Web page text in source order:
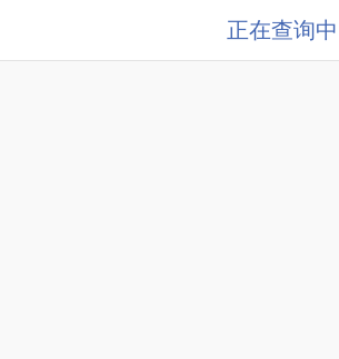
正在查询中